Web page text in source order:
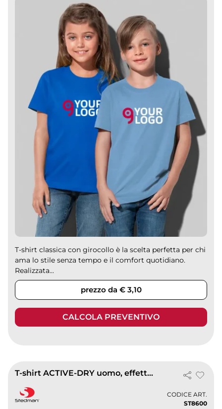
T-shirt classica con girocollo è la scelta perfetta per chi
ama lo stile senza tempo e il comfort quotidiano.
Realizzata...
prezzo da € 3,10
CALCOLA PREVENTIVO
T-shirt ACTIVE-DRY uomo, effetto cotone, 150g, poliestere qualità
CODICE ART.
ST8600